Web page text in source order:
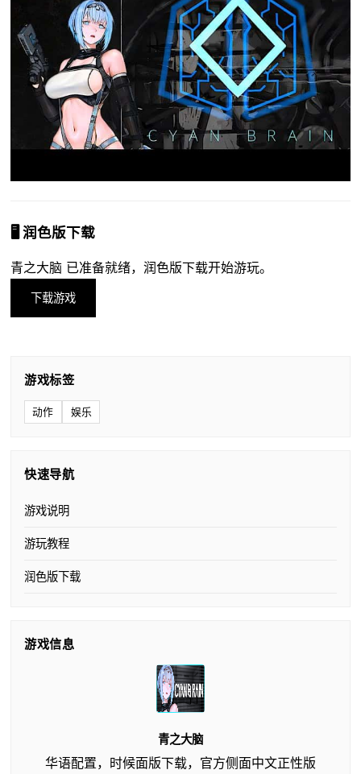
🖥️ 润色版下载
青之大脑 已准备就绪，润色版下载开始游玩。
下载游戏
游戏标签
动作 娱乐
快速导航
游戏说明
游玩教程
润色版下载
游戏信息
青之大脑
华语配置，时候面版下载，官方侧面中文正性版